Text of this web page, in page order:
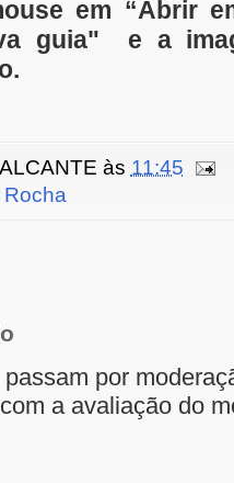
em “Abrir
guia" e a
às 11:45
por
a avaliação do